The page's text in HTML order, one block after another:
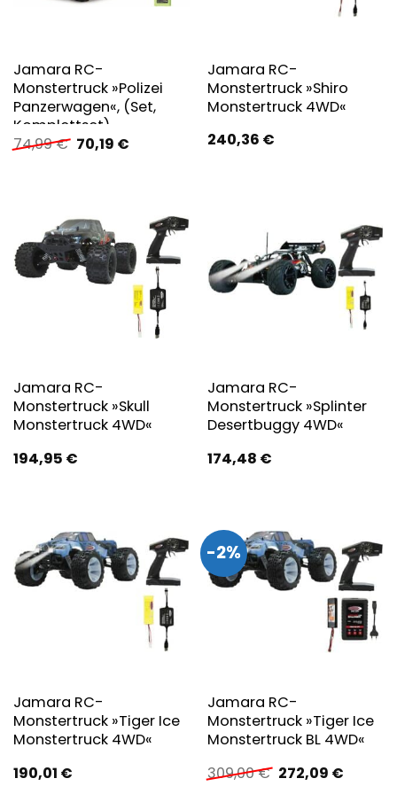
Jamara RC-
Monstertruck »Polizei
Panzerwagen«, (Set,
Komplettset)
74,99€ Ursprünglicher
Preis
70,19 €Aktueller
Jamara RC-
Monstertruck »Shiro
Monstertruck 4WD«
240,36 €
Jamara RC-
Monstertruck »Skull
Monstertruck 4WD«
194,95 €
Jamara RC-
Monstertruck »Splinter
Desertbuggy 4WD«
174,48 €
Jamara RC-
Monstertruck »Tiger Ice
Monstertruck 4WD«
190,01 €
-2%
Jamara RC-
Monstertruck »Tiger Ice
Monstertruck BL 4WD«
309,00€ Ursprünglicher
Preis
272,09 €